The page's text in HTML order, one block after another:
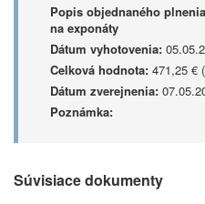
Popis objednaného
na exponáty
Dátum vyhotovenia:
Celková hodnota: 471,25 €
Dátum zverejnenia:
Poznámka:
Súvisiace dokumenty